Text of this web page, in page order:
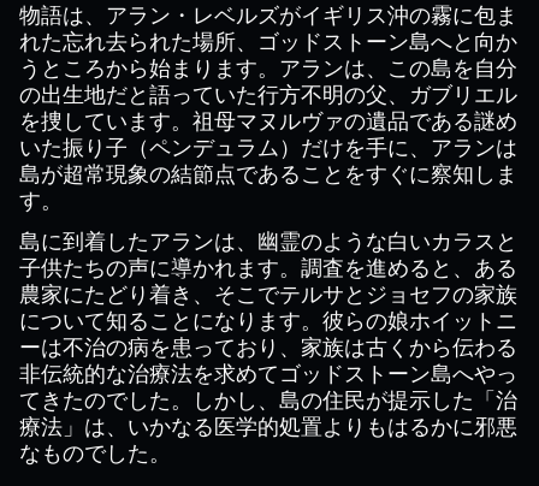
物語は、アラン・レベルズがイギリス沖の霧に包ま
れた忘れ去られた場所、ゴッドストーン島へと向か
うところから始まります。アランは、この島を自分
の出生地だと語っていた行方不明の父、ガブリエル
を捜しています。祖母マヌルヴァの遺品である謎め
いた振り子（ペンデュラム）だけを手に、アランは
島が超常現象の結節点であることをすぐに察知しま
す。
島に到着したアランは、幽霊のような白いカラスと
子供たちの声に導かれます。調査を進めると、ある
農家にたどり着き、そこでテルサとジョセフの家族
について知ることになります。彼らの娘ホイットニ
ーは不治の病を患っており、家族は古くから伝わる
非伝統的な治療法を求めてゴッドストーン島へやっ
てきたのでした。しかし、島の住民が提示した「治
療法」は、いかなる医学的処置よりもはるかに邪悪
なものでした。